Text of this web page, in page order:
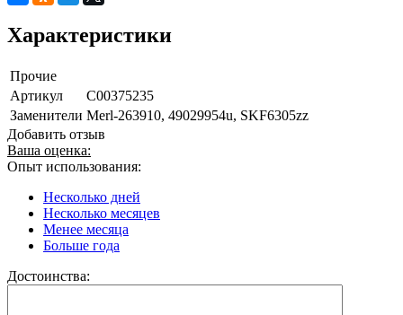
Характеристики
Прочие
Артикул
C00375235
Заменители Merl-263910, 49029954u, SKF6305zz
Добавить отзыв
Ваша оценка:
Опыт использования:
Несколько дней
Несколько месяцев
Менее месяца
Больше года
Достоинства: